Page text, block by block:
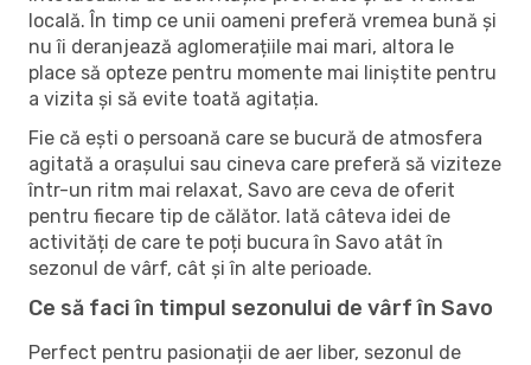
locală. În timp ce unii oameni preferă vremea bună și
nu îi deranjează aglomerațiile mai mari, altora le
place să opteze pentru momente mai liniștite pentru
a vizita și să evite toată agitația.
Fie că ești o persoană care se bucură de atmosfera
agitată a orașului sau cineva care preferă să viziteze
într-un ritm mai relaxat, Savo are ceva de oferit
pentru fiecare tip de călător. Iată câteva idei de
activități de care te poți bucura în Savo atât în ​​
sezonul de vârf, cât și în alte perioade.
Ce să faci în timpul sezonului de vârf în Savo
Perfect pentru pasionații de aer liber, sezonul de